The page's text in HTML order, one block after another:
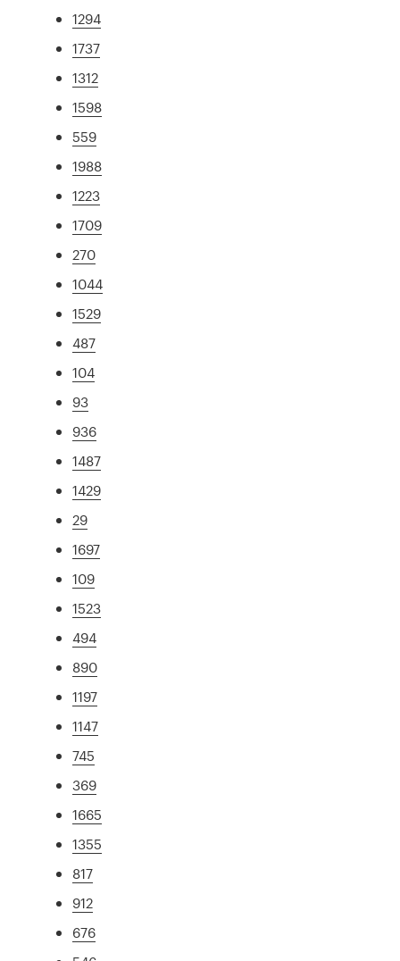
1294
1737
1312
1598
559
1988
1223
1709
270
1044
1529
487
104
93
936
1487
1429
29
1697
109
1523
494
890
1197
1147
745
369
1665
1355
817
912
676